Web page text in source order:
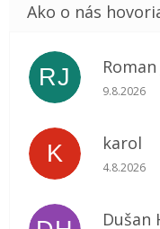
RJ Roman
9.8.2026
K karol
4.8.2026
Dušan